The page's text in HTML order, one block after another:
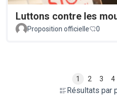
Luttons contre les
Proposition officielle
0
Résultats par
1 2 3 4